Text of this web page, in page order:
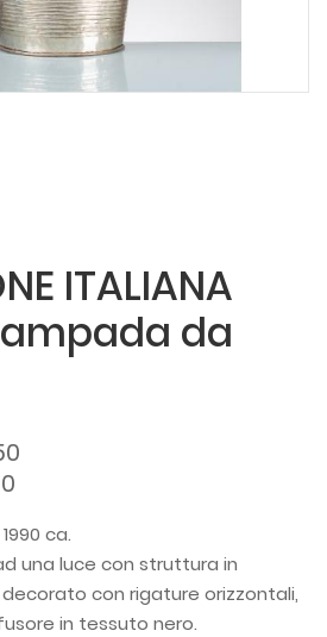
ITALIANA
da
1990 ca.
una luce con struttura in
con rigature orizzontali,
in tessuto nero.